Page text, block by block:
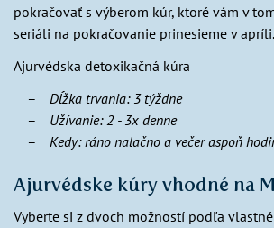
pokračovať s výberom kúr, ktoré vám v
seriáli na pokračovanie prinesieme v apríli.
Ajurvédska detoxikačná kúra
Dĺžka trvania: 3 týždne
Užívanie: 2 - 3x denne
Kedy: ráno nalačno a večer aspoň
Ajurvédske kúry vhodné na
Vyberte si z dvoch možností podľa